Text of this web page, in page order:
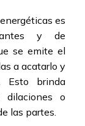
es
y de
se emite el
a acatarlo y
Esto brinda
dilaciones o
las partes.